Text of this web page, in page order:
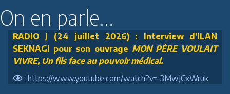
On en parle...
RADIO J (24 juillet 2026) : Interview d'ILAN
SEKNAGI pour son ouvrage MON PÈRE VOULAIT
VIVRE, Un fils face au pouvoir médical.
: https://www.youtube.com/watch?v=-3MwJCxWruk